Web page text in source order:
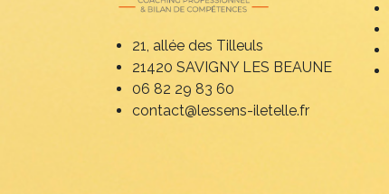
21, allée des Tilleuls
21420 SAVIGNY LES BEAUNE
06 82 29 83 60
contact@lessens-iletelle.fr